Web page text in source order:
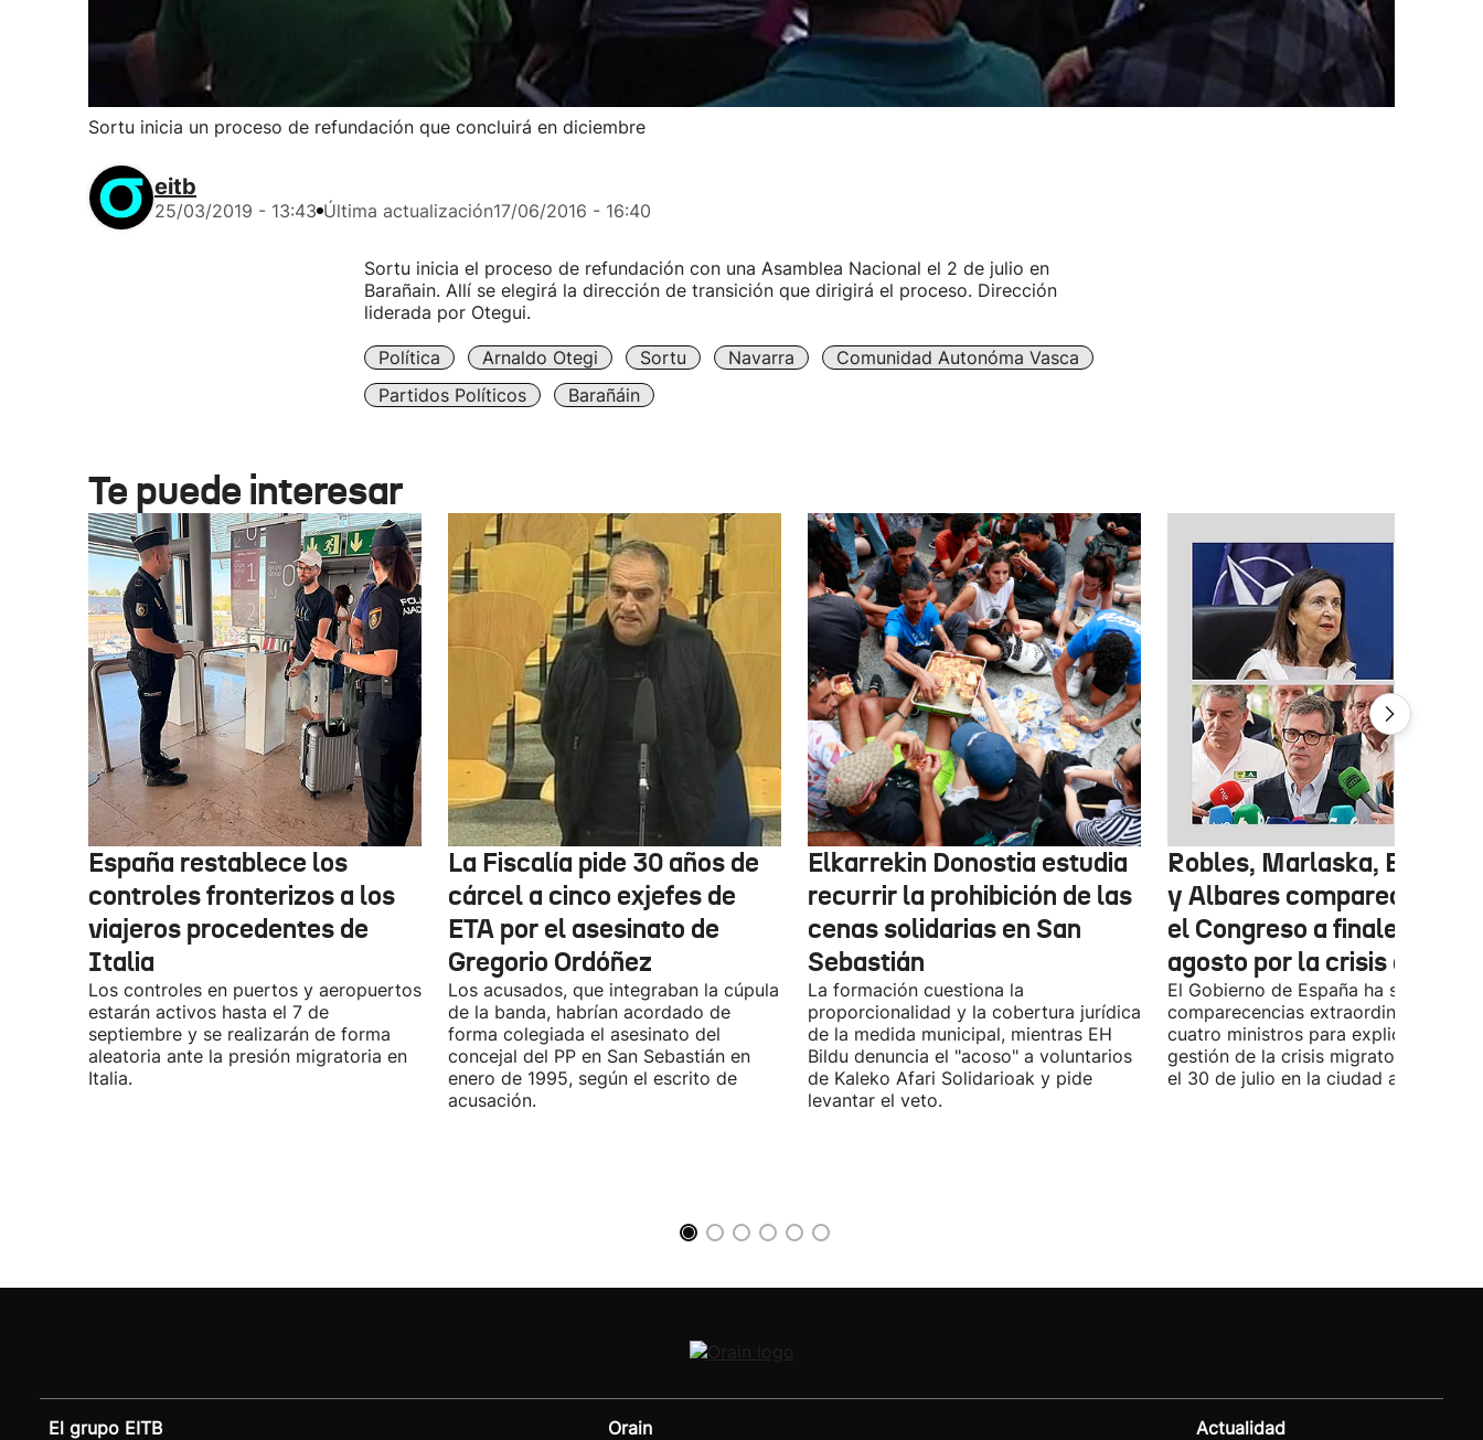
Sortu inicia un proceso de refundación que concluirá en diciembre
eitb
25/03/2019 - 13:43 Última actualización17/06/2016 - 16:40
Sortu inicia el proceso de refundación con una Asamblea Nacional el 2 de julio en
Barañain. Allí se elegirá la dirección de transición que dirigirá el proceso. Dirección
liderada por Otegui.
Política Arnaldo Otegi Sortu Navarra
Comunidad Autonóma Vasca
Partidos Políticos
Barañáin
Te puede interesar
España restablece los
controles fronterizos a los
viajeros procedentes de
Italia
Los controles en puertos y aeropuertos
estarán activos hasta el 7 de
septiembre y se realizarán de forma
aleatoria ante la presión migratoria en
Italia.
La Fiscalía pide 30 años de
cárcel a cinco exjefes de
ETA por el asesinato de
Gregorio Ordóñez
Los acusados, que integraban la cúpula
de la banda, habrían acordado de
forma colegiada el asesinato del
concejal del PP en San Sebastián en
enero de 1995, según el escrito de
acusación.
Elkarrekin Donostia estudia
recurrir la prohibición de las
cenas solidarias en San
Sebastián
La formación cuestiona la
proporcionalidad y la cobertura jurídica
de la medida municipal, mientras EH
Bildu denuncia el "acoso" a voluntarios
de Kaleko Afari Solidarioak y pide
levantar el veto.
Robles, Marlaska, Bolaños
y Albares comparecerán
el Congreso a finales de
agosto por la crisis de
El Gobierno de España ha solicitado
comparecencias extraordinarias de
cuatro ministros para explicar la
gestión de la crisis migratoria
el 30 de julio en la ciudad autónoma.
El grupo EITB Orain Actualidad